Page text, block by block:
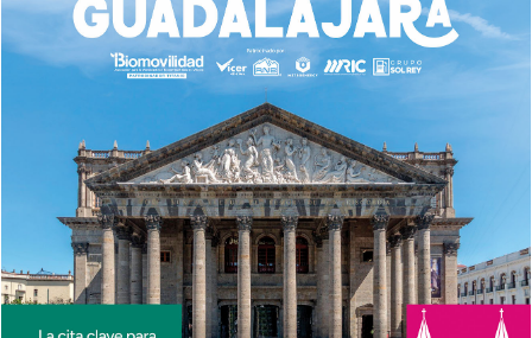
Aviso de Privacidad
© AMPES 2026